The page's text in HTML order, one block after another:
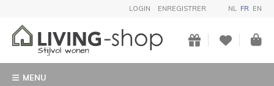
LOGIN ENREGISTRER NL FR EN
MENU